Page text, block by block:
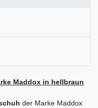
Maddox in hellbraun
der Marke Maddox